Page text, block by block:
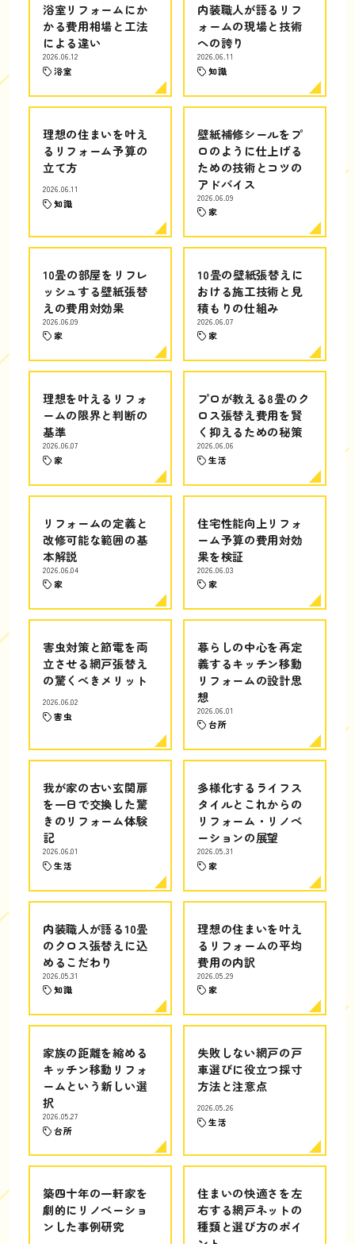
浴室リフォームにか
かる費用相場と工法
による違い
2026.06.12
浴室
内装職人が語るリフ
ォームの現場と技術
への誇り
2026.06.11
知識
理想の住まいを叶え
るリフォーム予算の
立て方
2026.06.11
知識
壁紙補修シールをプ
ロのように仕上げる
ための技術とコツの
アドバイス
2026.06.09
家
10畳の部屋をリフレ
ッシュする壁紙張替
えの費用対効果
2026.06.09
家
10畳の壁紙張替えに
おける施工技術と見
積もりの仕組み
2026.06.07
家
理想を叶えるリフォ
ームの限界と判断の
基準
2026.06.07
家
プロが教える8畳のク
ロス張替え費用を賢
く抑えるための秘策
2026.06.06
生活
リフォームの定義と
改修可能な範囲の基
本解説
2026.06.04
家
住宅性能向上リフォ
ーム予算の費用対効
果を検証
2026.06.03
家
害虫対策と節電を両
立させる網戸張替え
の驚くべきメリット
2026.06.02
害虫
暮らしの中心を再定
義するキッチン移動
リフォームの設計思
想
2026.06.01
台所
我が家の古い玄関扉
を一日で交換した驚
きのリフォーム体験
記
2026.06.01
生活
多様化するライフス
タイルとこれからの
リフォーム・リノベ
ーションの展望
2026.05.31
家
内装職人が語る10畳
のクロス張替えに込
めるこだわり
2026.05.31
知識
理想の住まいを叶え
るリフォームの平均
費用の内訳
2026.05.29
家
家族の距離を縮める
キッチン移動リフォ
ームという新しい選
択
2026.05.27
台所
失敗しない網戸の戸
車選びに役立つ採寸
方法と注意点
2026.05.26
生活
築四十年の一軒家を
劇的にリノベーショ
ンした事例研究
住まいの快適さを左
右する網戸ネットの
種類と選び方のポイ